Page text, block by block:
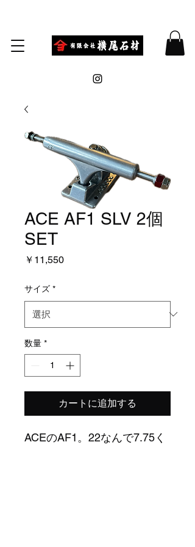
ACE AF1 SLV 2個
SET
￥11,550価
サイズ *
数量 *
カートに追加する
ACEのAF1。22なんで7.75く